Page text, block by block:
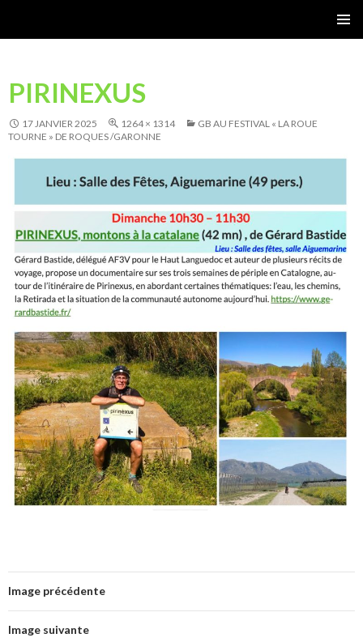
PIRINEXUS
17 JANVIER 2025 1264 × 1314
GB AU FESTIVAL « LA ROUE
TOURNE » DE ROQUES /GARONNE
Image précédente
Image suivante